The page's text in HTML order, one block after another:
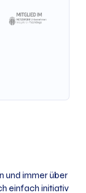
und immer über
einfach initiativ